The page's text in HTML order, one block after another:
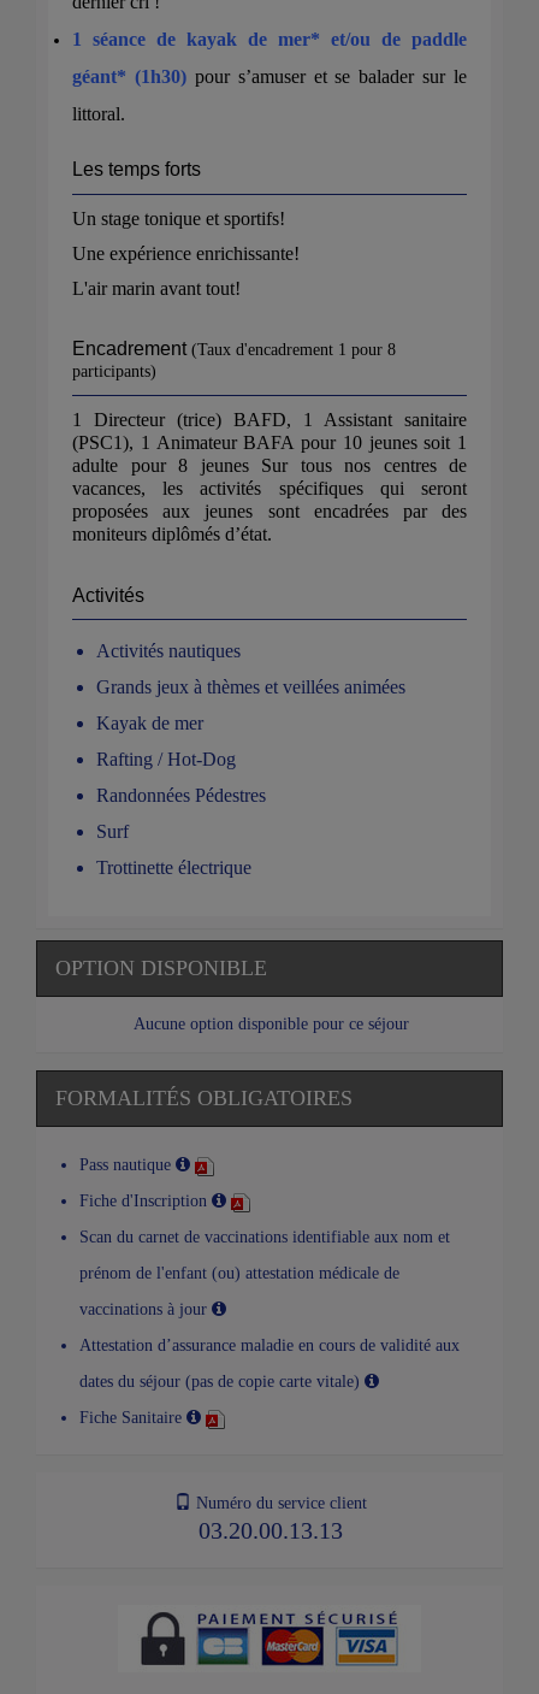
1 séance de kayak de mer* et/ou de paddle
géant* (1h30)pour s’amuser et se balader sur le
littoral.
Les temps forts
Un stage tonique et sportifs!
Une expérience enrichissante!
L'air marin avant tout!
Encadrement (Taux d'encadrement 1 pour 8
participants)
1 Directeur (trice) BAFD, 1 Assistant sanitaire
(PSC1), 1 Animateur BAFA pour 10 jeunes soit 1
adulte pour 8 jeunes Sur tous nos centres de
vacances, les activités spécifiques qui seront
proposées aux jeunes sont encadrées par des
moniteurs diplômés d’état.
Activités
Activités nautiques
Grands jeux à thèmes et veillées animées
Kayak de mer
Rafting / Hot-Dog
Randonnées Pédestres
Surf
Trottinette électrique
OPTION DISPONIBLE
Aucune option disponible pour ce séjour
FORMALITÉS OBLIGATOIRES
Pass nautique
Fiche d'Inscription
Scan du carnet de vaccinations identifiable aux nom et
prénom de l'enfant (ou) attestation médicale de
vaccinations à jour
Attestation d’assurance maladie en cours de validité aux
dates du séjour (pas de copie carte vitale)
Fiche Sanitaire
Numéro du service client
03.20.00.13.13